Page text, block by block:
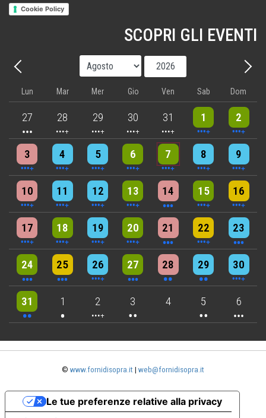
Cookie Policy
SCOPRI GLI EVENTI
Precedente - Mese
Anno
Lun Mar Mer Gio Ven Sab Dom
27
3 events 28
4 events 29
5 events 30
5 events 31
5 events 1
9 events 2
8 events
3
4 events 4
4 events 5
7 events 6
6 events 7
5 events 8
7 events 9
8 events
10
5 events 11
7 events 12
6 events 13
9 events 14
3 events 15
7 events 16
4 events
17
5 events 18
6 events 19
7 events 20
6 events 21
3 events 22
4 events 23
3 events
24
3 events 25
3 events 26
6 events 27
3 events 28
2 events 29
2 events 30
4 events
31
2 events 1
One event 2
4 events 3
2 events 4 5
2 events 6
3 events
© www.fornidisopra.it | web@fornidisopra.it
Le tue preferenze relative alla privacy